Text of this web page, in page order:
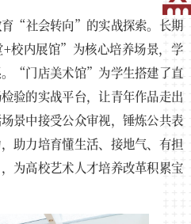
育“社会转向”的实战探索。长期
校内展馆”为核心培养场景，学
“门店美术馆”为学生搭建了直
验的实战平台，让青年作品走出
景中接受公众审视，锤炼公共表
助力培育懂生活、接地气、有担
为高校艺术人才培养改革积累宝